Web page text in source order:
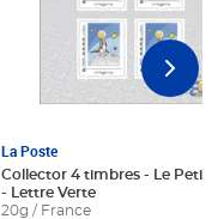
La Poste
Collector 4 timbres - Le Petit
- Lettre Verte
20g / France